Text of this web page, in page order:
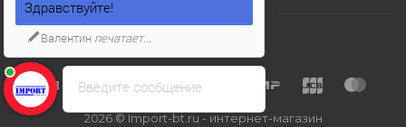
2026 © Import-bt.ru - интернет-магазин
Введите сообщение
Здравствуйте!
Валентин печатает...